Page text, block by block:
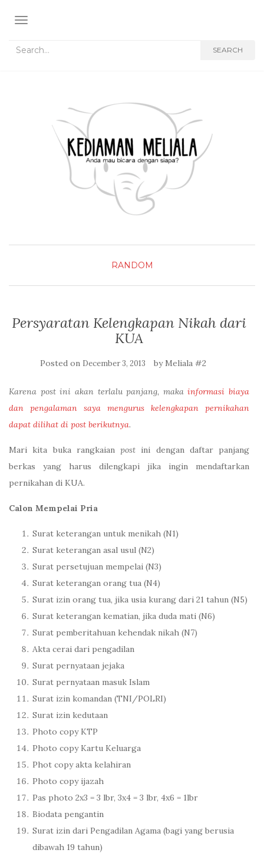
TOGGLE NAVIGATION
Search for: SEARCH
RANDOM
Persyaratan Kelengkapan Nikah dari
KUA
Posted on December 3, 2013 byMeliala #2
Karena post ini akan terlalu panjang, makainformasi biaya
dan pengalaman saya mengurus kelengkapan pernikahan
dapat dilihat di post berikutnya.
Mari kita buka rangkaian post ini dengan daftar panjang
berkas yang harus dilengkapi jika ingin mendaftarkan
pernikahan di KUA.
Calon Mempelai Pria
Surat keterangan untuk menikah (N1)
Surat keterangan asal usul (N2)
Surat persetujuan mempelai (N3)
Surat keterangan orang tua (N4)
Surat izin orang tua, jika usia kurang dari 21 tahun (N5)
Surat keterangan kematian, jika duda mati (N6)
Surat pemberitahuan kehendak nikah (N7)
Akta cerai dari pengadilan
Surat pernyataan jejaka
Surat pernyataan masuk Islam
Surat izin komandan (TNI/POLRI)
Surat izin kedutaan
Photo copy KTP
Photo copy Kartu Keluarga
Phot copy akta kelahiran
Photo copy ijazah
Pas photo 2x3 = 3 lbr, 3x4 = 3 lbr, 4x6 = 1lbr
Biodata pengantin
Surat izin dari Pengadilan Agama (bagi yang berusia
dibawah 19 tahun)